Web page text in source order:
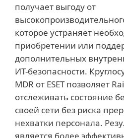
получает выгоду от
которое устраняет
приобретении или
дополнительных
ИТ-безопасности.
MDR от ESET позволяет
отслеживать состояние
своей сети без риска
нехватки персонала.
является более